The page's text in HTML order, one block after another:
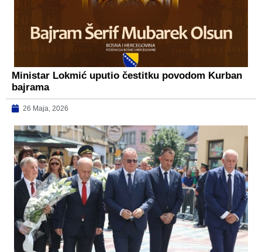
Ministar Lokmić uputio čestitku povodom Kurban
bajrama
26 Maja, 2026